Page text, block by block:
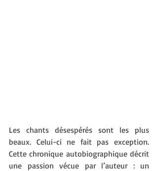
Les chants désespérés sont les plus
beaux. Celui-ci ne fait pas exception.
Cette chronique autobiographique décrit
une passion vécue par l’auteur : un